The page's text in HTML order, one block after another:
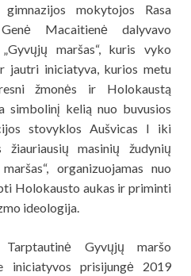
mokytojos Rasa
Macaitienė dalyvavo
maršas“, kuris vyko
jautri iniciatyva, kurios metu
žmonės ir Holokaustą
simbolinį kelią nuo buvusios
stovyklos Aušvicas I iki
žiauriausių masinių žudynių
organizuojamas nuo
Holokausto aukas ir priminti
ideologija.
Gyvųjų maršo
iniciatyvos prisijungė 2019